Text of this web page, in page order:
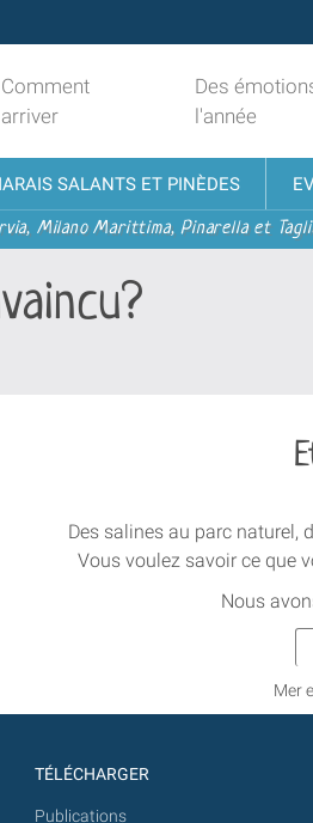
Comment
arriver
Des
l'année
SALANTS ET PINÈDES
Milano Marittima, Pinarella et
Des salines au parc naturel,
Vous voulez savoir ce que
Nous
Mer
TÉLÉCHARGER
Publications